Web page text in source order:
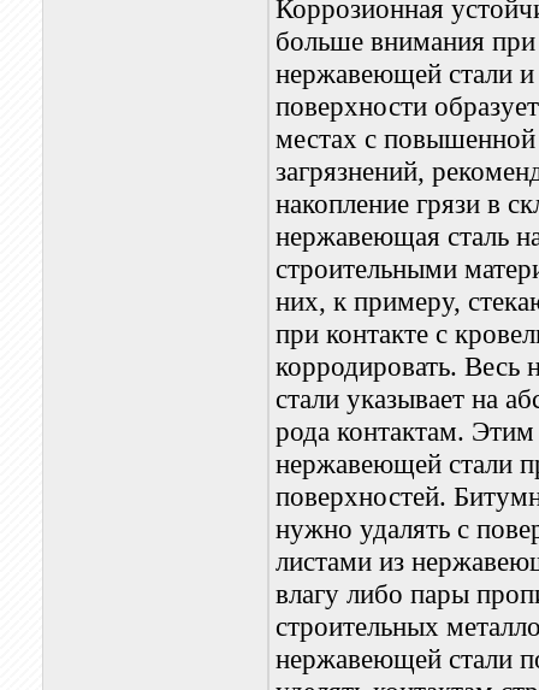
Коррозионная
больше внимания
нержавеющей стали
поверхности
местах с
загрязнений,
накопление грязи в
нержавеющая сталь
строительными
них, к примеру,
при контакте с
корродировать.
стали указывает на
рода контактам. Этим
нержавеющей стали
поверхностей.
нужно удалять с
листами из
влагу либо пары
строительных
нержавеющей стали